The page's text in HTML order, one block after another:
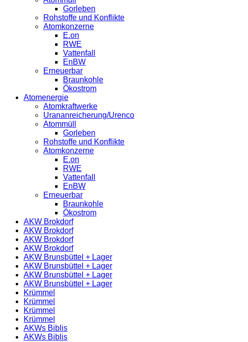
Gorleben
Rohstoffe und Konflikte
Atomkonzerne
E.on
RWE
Vattenfall
EnBW
Erneuerbar
Braunkohle
Ökostrom
Atomenergie
Atomkraftwerke
Urananreicherung/Urenco
Atommüll
Gorleben
Rohstoffe und Konflikte
Atomkonzerne
E.on
RWE
Vattenfall
EnBW
Erneuerbar
Braunkohle
Ökostrom
AKW Brokdorf
AKW Brokdorf
AKW Brokdorf
AKW Brokdorf
AKW Brunsbüttel + Lager
AKW Brunsbüttel + Lager
AKW Brunsbüttel + Lager
AKW Brunsbüttel + Lager
Krümmel
Krümmel
Krümmel
Krümmel
AKWs Biblis
AKWs Biblis